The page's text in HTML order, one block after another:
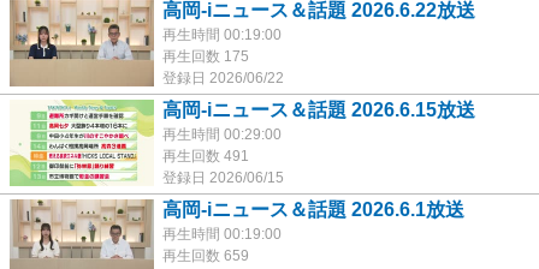
高岡-iニュース＆話題 2026.6.22放送
再生時間 00:19:00
再生回数 175
登録日 2026/06/22
高岡-iニュース＆話題 2026.6.15放送
再生時間 00:29:00
再生回数 491
登録日 2026/06/15
高岡-iニュース＆話題 2026.6.1放送
再生時間 00:19:00
再生回数 659